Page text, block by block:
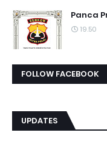
Panca
19.50
FOLLOW FACEBOOK
UPDATES